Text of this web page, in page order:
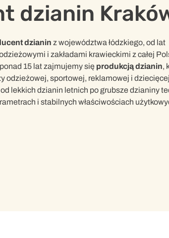
dzianin
dzianin z województwa łódzkiego, od lat
i zakładami krawieckimi z całej
15 lat zajmujemy się produkcją dzianin,
odzieżowej, sportowej, reklamowej i
lekkich dzianin letnich po grubsze dzianiny
i stabilnych właściwościach